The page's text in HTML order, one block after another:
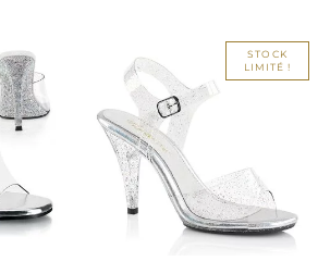
STOCK
LIMITÉ !